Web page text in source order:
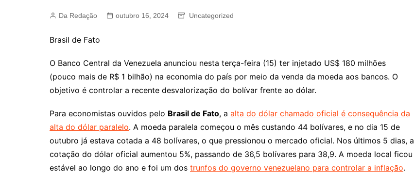
Da Redação outubro 16, 2024 Uncategorized
Brasil de Fato
O Banco Central da Venezuela anunciou nesta terça-feira (15) ter injetado US$ 180 milhões
(pouco mais de R$ 1 bilhão) na economia do país por meio da venda da moeda aos bancos. O
objetivo é controlar a recente desvalorização do bolívar frente ao dólar.
Para economistas ouvidos pelo Brasil de Fato, a alta do dólar chamado oficial é consequência da
alta do dólar paralelo. A moeda paralela começou o mês custando 44 bolívares, e no dia 15 de
outubro já estava cotada a 48 bolívares, o que pressionou o mercado oficial. Nos últimos 5 dias, a
cotação do dólar oficial aumentou 5%, passando de 36,5 bolívares para 38,9. A moeda local ficou
estável ao longo do ano e foi um dos trunfos do governo venezuelano para controlar a inflação.